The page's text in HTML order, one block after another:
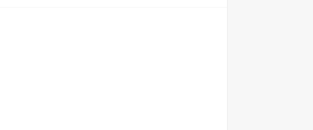
اعلان وظائف الهيئة القومية